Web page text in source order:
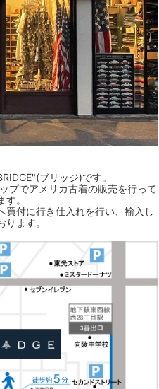
ブリッジ)です。
プでアメリカ古着の販売を行って
す。
買付に行き仕入れを行い、輸入し
ります。